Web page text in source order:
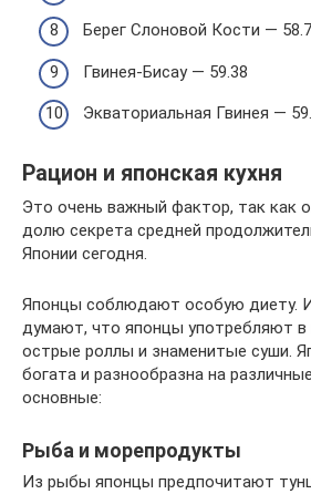
Берег Слоновой Кости —
Гвинея-Бисау — 59.38
Экваториальная Гвинея —
Рацион и японская кухня
Это очень важный фактор, так как
долю секрета средней
Японии сегодня.
Японцы соблюдают особую диету.
думают, что японцы употребляют в
острые роллы и знаменитые суши.
богата и разнообразна на
основные:
Рыба и морепродукты
Из рыбы японцы предпочитают